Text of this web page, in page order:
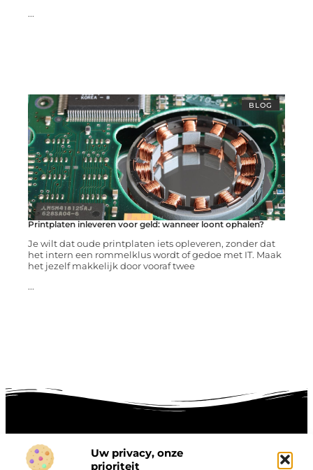
Uw privacy, onze
prioriteit
...
BLOG
Printplaten inleveren voor geld: wanneer loont ophalen?
Je wilt dat oude printplaten iets opleveren, zonder dat
het intern een rommelklus wordt of gedoe met IT. Maak
het jezelf makkelijk door vooraf twee
...
Onze informatie